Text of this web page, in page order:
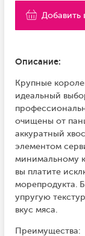
Добавить
Описание:
Крупные
идеальный
очищены от
аккуратный
элементом
минимальному
вы платите
морепродукта.
упругую
вкус мяса.
Преимущества: